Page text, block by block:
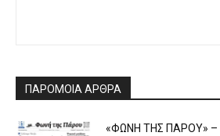
ΠΑΡΟΜΟΙΑ ΑΡΘΡΑ
«ΦΩΝΗ ΤΗΣ ΠΑΡΟΥ» –